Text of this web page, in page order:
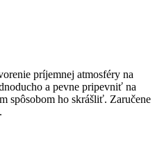
príjemnej atmosféry na
a pevne pripevniť na
spôsobom ho skrášliť. Zaručene